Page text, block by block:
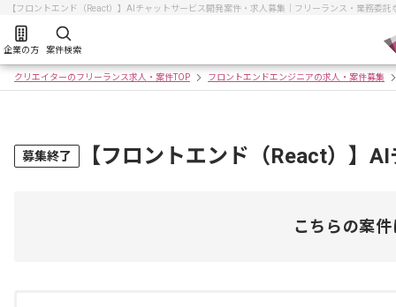
【フロントエンド（React）】AIチャットサービス開発案件・求人募集｜フリーランス・業務委
企業の方 案件検索
クリエイターのフリーランス求人・案件TOP フロントエンドエンジニアの求人・案件募集
募集終了 【フロントエンド（React）】
こちらの案